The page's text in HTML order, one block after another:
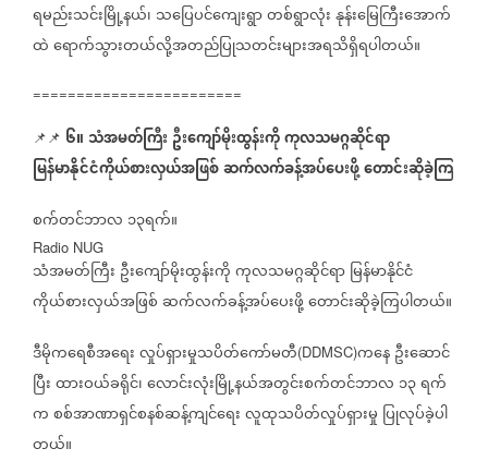
ရမည်းသင်းမြို့နယ်၊ သပြေပင်ကျေးရွာတစ်ရွာလုံးနုန်းမြေကြီးအောက်
ထဲရောက်သွားတယ်လို့အတည်ပြုသတင်းများအရသိရှိရပါတယ်။
========================
📌📌 ၆။သံအမတ်ကြီး ဦးကျော်မိုးထွန်းကိုကုလသမဂ္ဂဆိုင်ရာ
မြန်မာနိုင်ငံကိုယ်စားလှယ်အဖြစ်ဆက်လက်ခန့်အပ်ပေးဖို့တောင်းဆိုခဲ့ကြ
စက်တင်ဘာလ ၁၃ရက်။
Radio NUG
သံအမတ်ကြီး ဦးကျော်မိုးထွန်းကိုကုလသမဂ္ဂဆိုင်ရာမြန်မာနိုင်ငံ
ကိုယ်စားလှယ်အဖြစ်ဆက်လက်ခန့်အပ်ပေးဖို့တောင်းဆိုခဲ့ကြပါတယ်။
ဒီမိုကရေစီအရေးလှုပ်ရှားမှုသပိတ်ကော်မတီ(DDMSC)ကနေဦးဆောင်
ပြီးထားဝယ်ခရိုင်၊လောင်းလုံးမြို့နယ်အတွင်းစက်တင်ဘာလ ၁၃ရက်
ကစစ်အာဏာရှင်စနစ်ဆန့်ကျင်ရေးလူထုသပိတ်လှုပ်ရှားမှု ပြုလုပ်ခဲ့ပါ
တယ်။